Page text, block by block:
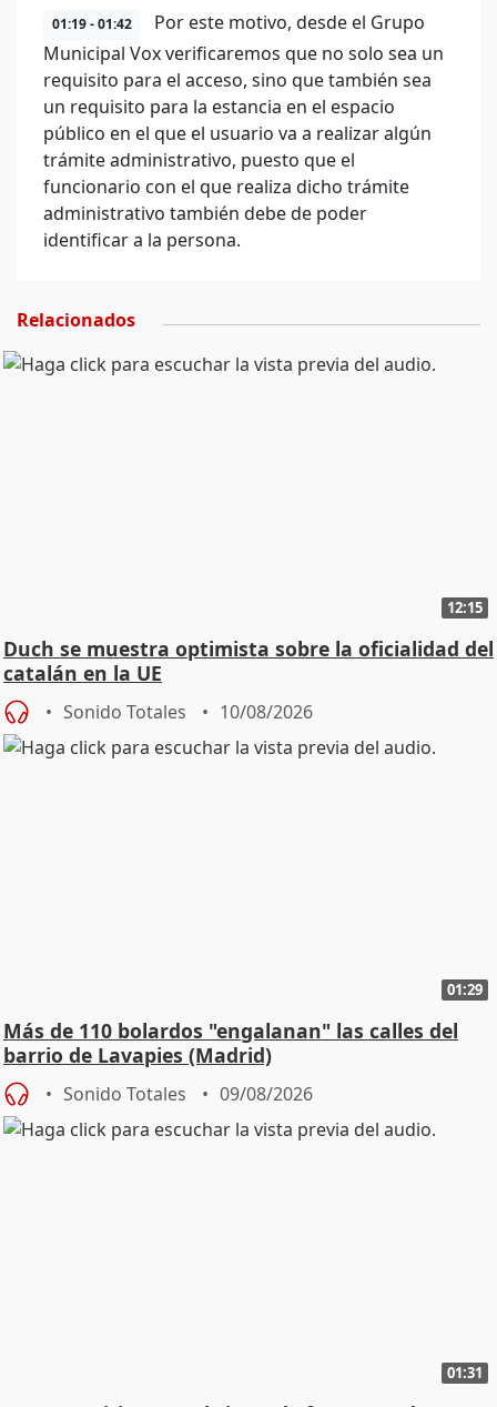
01:19 - 01:42
Por este motivo, desde el Grupo
Municipal Vox verificaremos que no solo sea un
requisito para el acceso, sino que también sea
un requisito para la estancia en el espacio
público en el que el usuario va a realizar algún
trámite administrativo, puesto que el
funcionario con el que realiza dicho trámite
administrativo también debe de poder
identificar a la persona.
Relacionados
12:15
Duch se muestra optimista sobre la oficialidad del
catalán en la UE
Sonido Totales 10/08/2026
01:29
Más de 110 bolardos "engalanan" las calles del
barrio de Lavapies (Madrid)
Sonido Totales 09/08/2026
01:31